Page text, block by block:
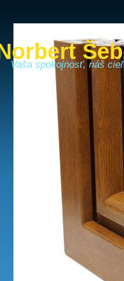
Vaša spokojnosť, náš cieľ